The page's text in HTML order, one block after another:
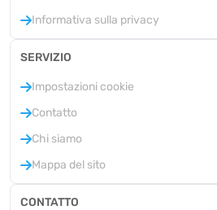
Informativa sulla privacy
SERVIZIO
Impostazioni cookie
Contatto
Chi siamo
Mappa del sito
CONTATTO